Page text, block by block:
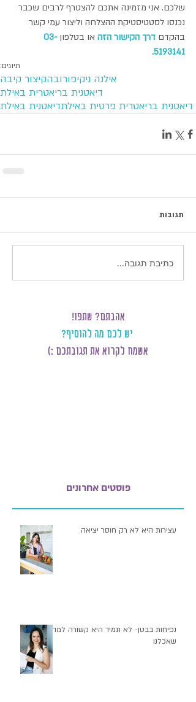
שלכם. אני מזמינה אתכם להצטרף לרבים שכבר
נכנסו לסטטיסטיקת ההצלחה וליצור עמי קשר
בהקדם דרך הקישור הזה או בטלפון 03-
5193141.
תיוגים:
אילנה ניקיפורובהקיצור קיבה
דיאטנית בריאטרית באילת
דיאטנית בריאטרית פרטית באילתדיאטנית באילת
תגובות
כתיבת תגובה...
אהבתם? שתפו!
יש לכם מה להוסיף?
אשמח לקרוא את תגובתכם :)
פוסטים אחרונים
עצירות היא לא רק חוסר יציאה
נפיחות בבטן- לא תמיד היא קשורה למה
שאכלנו